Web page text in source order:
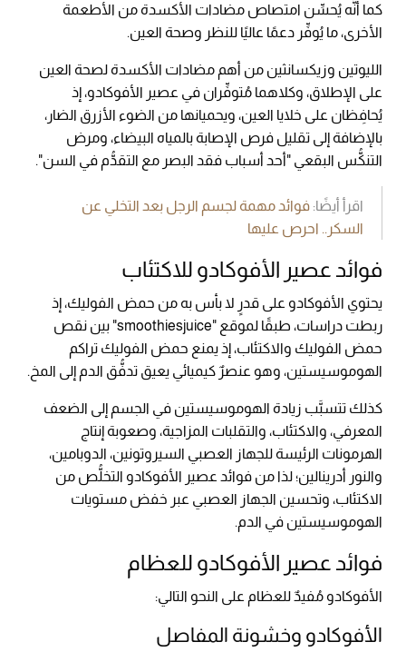
كما أنَّه يُحسِّن امتصاص مضادات الأكسدة من الأطعمة
الأخرى، ما يُوفِّر دعمًا عاليًا للنظر وصحة العين.
الليوتين وزيكسانثين من أهم مضادات الأكسدة لصحة العين
على الإطلاق، وكلاهما مُتوفِّران في عصير الأفوكادو، إذ
يُحافِظان على خلايا العين، ويحميانها من الضوء الأزرق الضار،
بالإضافة إلى تقليل فرص الإصابة بالمياه البيضاء، ومرض
التنكُّس البقعي "أحد أسباب فقد البصر مع التقدُّم في السن".
اقرأ أيضًا: فوائد مهمة لجسم الرجل بعد التخلي عن
السكر.. احرص عليها
فوائد عصير الأفوكادو للاكتئاب
يحتوي الأفوكادو على قدرٍ لا بأس به من حمض الفوليك، إذ
ربطت دراسات، طبقًا لموقع "smoothiesjuice" بين نقص
حمض الفوليك والاكتئاب، إذ يمنع حمض الفوليك تراكم
الهوموسيستين، وهو عنصرٌ كيميائي يعيق تدفُّق الدم إلى المخ.
كذلك تتسبَّب زيادة الهوموسيستين في الجسم إلى الضعف
المعرفي، والاكتئاب، والتقلبات المزاجية، وصعوبة إنتاج
الهرمونات الرئيسة للجهاز العصبي السيروتونين، الدوبامين،
والنور أدرينالين؛ لذا من فوائد عصير الأفوكادو التخلُّص من
الاكتئاب، وتحسين الجهاز العصبي عبر خفض مستويات
الهوموسيستين في الدم.
فوائد عصير الأفوكادو للعظام
الأفوكادو مُفيدٌ للعظام على النحو التالي:
الأفوكادو وخشونة المفاصل